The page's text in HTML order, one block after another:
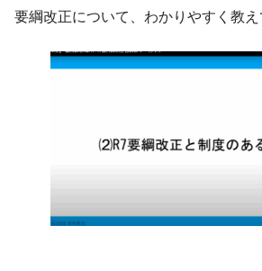
要綱改正について、わかりやすく教え